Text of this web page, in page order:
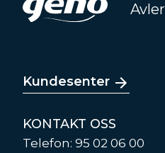
Kundesenter
KONTAKT OSS
Telefon: 95 02 06 00